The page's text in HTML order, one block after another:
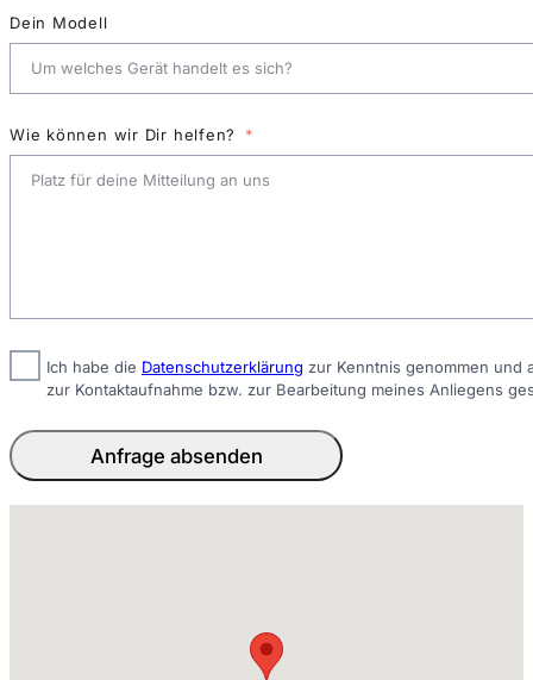
Dein Modell
Wie können wir Dir helfen?
Ich habe die Datenschutzerklärung zur Kenntnis genommen und
zur Kontaktaufnahme bzw. zur Bearbeitung meines Anliegens
Anfrage absenden